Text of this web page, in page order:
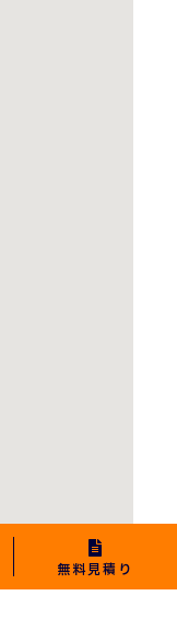
無料見積り